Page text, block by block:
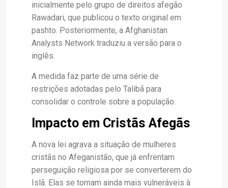
inicialmente pelo grupo de direitos afegão
Rawadari, que publicou o texto original em
pashto. Posteriormente, a Afghanistan
Analysts Network traduziu a versão para o
inglês.
A medida faz parte de uma série de
restrições adotadas pelo Talibã para
consolidar o controle sobre a população.
Impacto em Cristãs Afegãs
A nova lei agrava a situação de mulheres
cristãs no Afeganistão, que já enfrentam
perseguição religiosa por se converterem do
Islã. Elas se tornam ainda mais vulneráveis à